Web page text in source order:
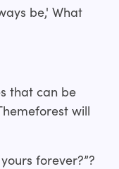
be,' What
that can be
will
forever?”?